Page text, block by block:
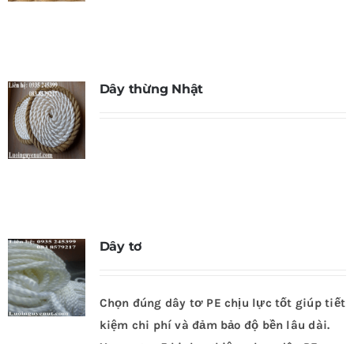
Dây thừng Nhật
Dây tơ
Chọn đúng dây tơ PE chịu lực tốt giúp tiết
kiệm chi phí và đảm bảo độ bền lâu dài.